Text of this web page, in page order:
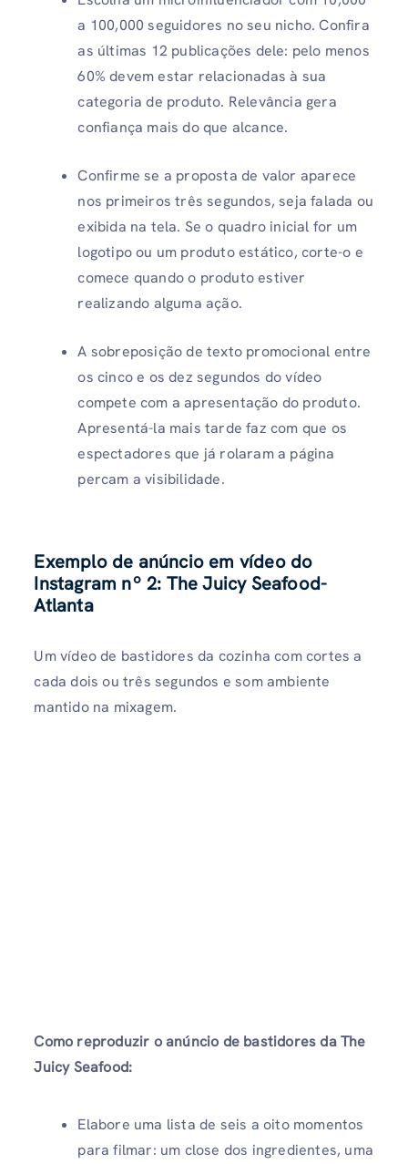
a 100,000 seguidores no seu nicho. Confira
as últimas 12 publicações dele: pelo menos
60% devem estar relacionadas à sua
categoria de produto. Relevância gera
confiança mais do que alcance.
Confirme se a proposta de valor aparece
nos primeiros três segundos, seja falada ou
exibida na tela. Se o quadro inicial for um
logotipo ou um produto estático, corte-o e
comece quando o produto estiver
realizando alguma ação.
A sobreposição de texto promocional entre
os cinco e os dez segundos do vídeo
compete com a apresentação do produto.
Apresentá-la mais tarde faz com que os
espectadores que já rolaram a página
percam a visibilidade.
Exemplo de anúncio em vídeo do
Instagram nº 2: The Juicy Seafood-
Atlanta
Um vídeo de bastidores da cozinha com cortes a
cada dois ou três segundos e som ambiente
mantido na mixagem.
Como reproduzir o anúncio de bastidores da The
Juicy Seafood:
Elabore uma lista de seis a oito momentos
para filmar: um close dos ingredientes, uma